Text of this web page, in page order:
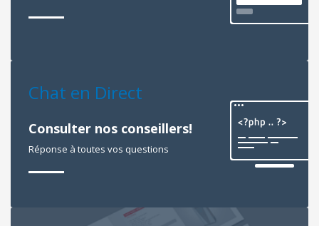
Chat en Direct
Consulter nos conseillers!
Réponse à toutes vos questions